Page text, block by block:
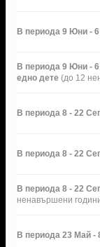
В периода 9 Юни -
В периода 9 Юни -
едно дете (до 12
В периода 8 - 22
В периода 8 - 22
В периода 8 - 22
ненавършени
В периода 23 Май -